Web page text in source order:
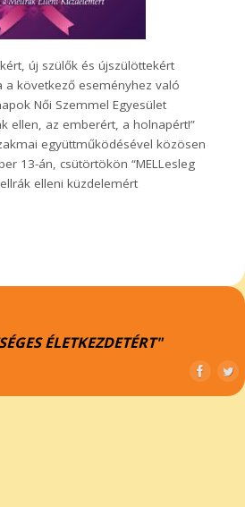
új szülők és újszülöttekért
a következő eseményhez való
Női Szemmel Egyesület
ellen, az emberért, a holnapért!”
együttműködésével közösen
13-án, csütörtökön “MELLesleg
elleni küzdelemért
ÉLETKEZDETÉRT"